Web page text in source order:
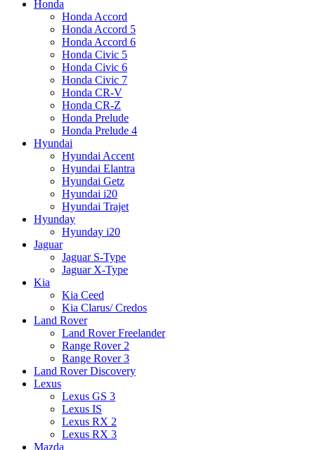
Honda
Honda Accord
Honda Accord 5
Honda Accord 6
Honda Civic 5
Honda Civic 6
Honda Civic 7
Honda CR-V
Honda CR-Z
Honda Prelude
Honda Prelude 4
Hyundai
Hyundai Accent
Hyundai Elantra
Hyundai Getz
Hyundai i20
Hyundai Trajet
Hyunday
Hyunday i20
Jaguar
Jaguar S-Type
Jaguar X-Type
Kia
Kia Ceed
Kia Clarus/ Credos
Land Rover
Land Rover Freelander
Range Rover 2
Range Rover 3
Land Rover Discovery
Lexus
Lexus GS 3
Lexus IS
Lexus RX 2
Lexus RX 3
Mazda